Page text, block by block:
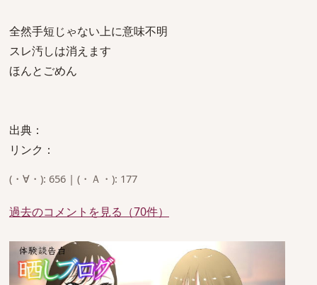
全然手短じゃない上に意味不明
スレ汚しは消えます
ほんとごめん
出典：
リンク：
(・∀・): 656 | (・Ａ・): 177
過去のコメントを見る（70件）